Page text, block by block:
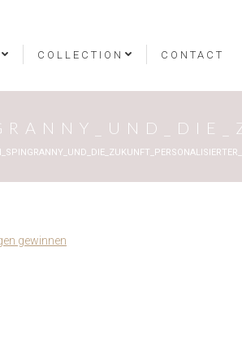
COLLECTION CONTACT
gewinnen